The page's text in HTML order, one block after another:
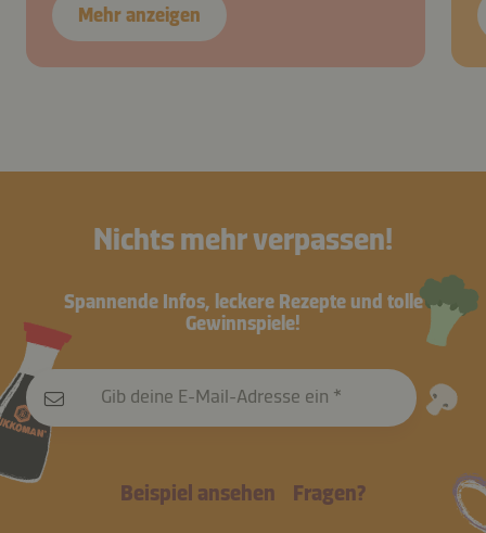
Mehr anzeigen
Nichts mehr verpassen!
Spannende Infos, leckere Rezepte und tolle
Gewinnspiele!
Gib deine E-Mail-Adresse ein
Beispiel ansehen Fragen?